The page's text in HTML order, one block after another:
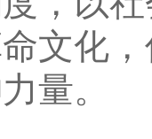
文化
量。